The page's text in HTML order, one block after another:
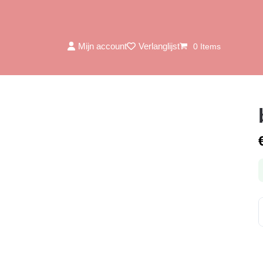
Mijn account
Verlanglijst 0 Items